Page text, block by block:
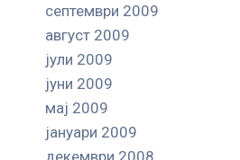
септември 2009
август 2009
јули 2009
јуни 2009
мај 2009
јануари 2009
декември 2008